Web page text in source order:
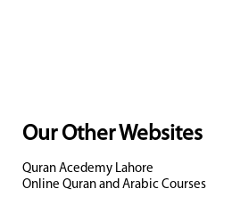
Our Other Websites
Quran Acedemy Lahore
Online Quran and Arabic Courses